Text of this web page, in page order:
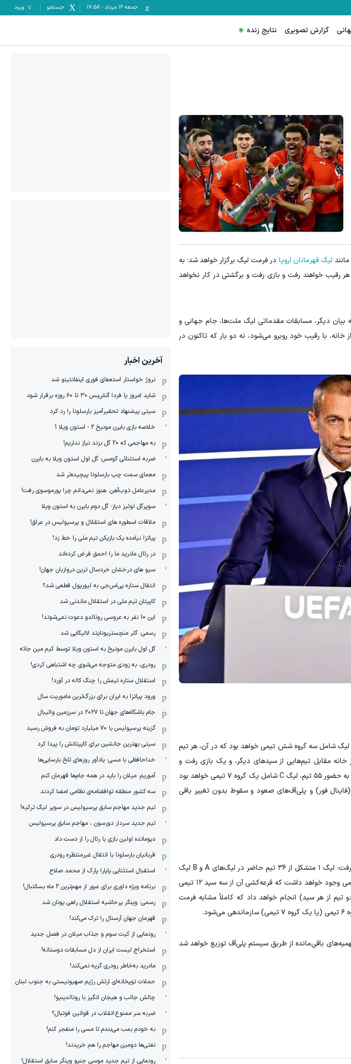
جمعه ۱۶ مرداد -
17:58 جستجو ورود
گزارش تصویری نتایج زنده
لیگ قهرمانان اروپا در فرمت لیگ برگزار خواهد شد؛ به
رقیب خواهند رفت و بازی رفت و برگشتی در کار نخواهد
بیان دیگر، مسابقات مقدماتی لیگ ملت‌ها، جام جهانی و
خانه، با رقیب خود روبرو می‌شود، نه دو بار که تاکنون در
به سه لیگ ۱۸ تیمی تغییر خواهد کرد. هر لیگ شامل سه گروه شش تیمی خواهد بود که در آن، هر تیم
مقابل تیم‌هایی از سیدهای دیگر، و یک بازی رفت و
برگشت (خانگی و خارج از خانه) مقابل تیمی از همان سید خودشان برگزار می‌شود. با توجه به حضور ۵۵ تیم، لیگ C شامل یک گروه ۷ تیمی خواهد بود
فور) و پلی‌آف‌های صعود و سقوط بدون تغییر باقی
مسابقات مقدماتی جام جهانی در قاره اروپا نیز ساختاری دسته‌بندی‌شده به خود خواهند گرفت: لیگ ۱ متشکل از ۳۶ تیم حاضر در لیگ‌های A و B لیگ
ملت‌ها، و لیگ ۲ متشکل از ۱۸ (یا ۱۹) تیم باقی‌مانده لیگ ملت‌ها. در لیگ ۱، سه گروه ۱۲ تیمی وجود خواهد داشت که قرعه‌کشی آن از سه سید ۱۲ تیمی
از هر سید) انجام خواهد داد که کاملاً مشابه فرمت
حالی که سهمیه‌های باقی‌مانده از طریق سیستم پلی‌آف توزیع خواهد شد
آخرین اخبار
نروژ خواستار استعفای فوری اینفانتینو شد
شاید امروز یا فردا آتش‌بس ۳۰ تا ۶۰ روزه برقرار شود
سیتی پیشنهاد تحقیرآمیز بارسلونا را رد کرد
خلاصه بازی بایرن مونیخ 2 - استون ویلا 1
به مهاجمی که 20 گل بزند نیاز نداریم!
ضربه استثنائی گومس؛ گل اول استون ویلا به بایرن
معمای سمت چپ بارسلونا پیچیده‌تر شد
مدیرعامل ذوب‌آهن: هنوز نمی‌دانم چرا پورموسوی رفت!
سوپرگل لوئیز دیاز؛ گل دوم بایرن به استون ویلا
ملاقات اسطوره های استقلال و پرسپولیس در عراق!
پیاتزا نیامده یک بازیکن تیم ملی را خط زد!
در رئال مادرید ما را احمق فرض کرده‌اند
سیو های درخشان خردسال ترین دروازبان جهان!
انتقال ستاره پی‌اس‌جی به لیورپول قطعی شد؟
کاپیتان تیم ملی در استقلال ماندنی شد
این 10 نفر به عروسی رونالدو دعوت نمی‌شوند!
رسمی: گلر منچستریونایتد لالیگایی شد
گل اول بایرن مونیخ به استون ویلا توسط کیم مین جائه
رودری، به زودی متوجه می‌شوی چه اشتباهی کردی!
استقلال ستاره تیمش را چنگ کاله در آورد!
ورود پیاتزا به ایران برای بزرگ‌ترین ماموریت سال
جام باشگاه‌های جهان تا ۲۰۲۷ در سرزمین والیبال
گزینه پرسپولیس با ۷۰ میلیارد تومان به فروش رسید
سیتی بهترین جانشین برای کاپیتانش را پیدا کرد
خداحافظی با مسی؛ یادآور روزهای تلخ بارسایی‌ها
آموریم: میلان را باید در همه جام‌ها قهرمان کنم
سه کشور منطقه توافقنامه‌ی نظامی امضا کردند
تیم جدید مهاجم سابق پرسپولیس در سوپر لیگ ترکیه!
تیم جدید سردار دورسون ، مهاجم سابق پرسپولیس
دیومانده اولین بازی با رئال را از دست داد
قربانیان بارسلونا با انتقال غیرمنتظره رودری
استقبال استثنایی پاپارا پارک از محمد صلاح
برنامه ویژه داوری برای عبور از مهم‌ترین 2 ماه بسکتبال!
رسمی: وینگر پرحاشیه استقلال راهی یونان شد
قهرمان جهان آرسنال را ترک می‌کند!
رونمایی از کیت سوم و جذاب میلان در فصل جدید
استخراج لیست ایران از دل مسابقات دوستانه!
مادرید به‌خاطر رودری گریه نمی‌کند!
حملات توپخانه‌ای ارتش رژیم صهیونیستی به جنوب لبنان
چالش جالب و هیجان انگیز با رونالدینیو!
ضربه سر ممنوع؛انقلاب در قوانین فوتبال؟
به خودم بمب می‌بندم تا مسی را منفجر کنم!
نفتی‌ها دومین مهاجم را هم خریدند!
رونمایی از تیم جدید موسی جنپو وینگر سابق استقلال!